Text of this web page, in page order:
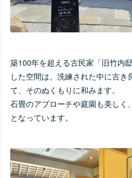
築100年を超える古民家「旧竹内
した空間は、洗練された中に古き
て、そのぬくもりに和みます。
石畳のアプローチや庭園も美しく
となっています。